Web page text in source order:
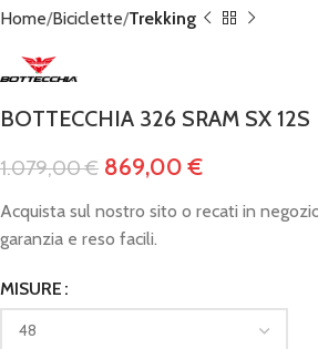
Home Biciclette Trekking
BOTTECCHIA 326 SRAM SX 12S
1.079,00€ 869,00€
Acquista sul nostro sito o recati in
garanzia e reso facili.
MISURE